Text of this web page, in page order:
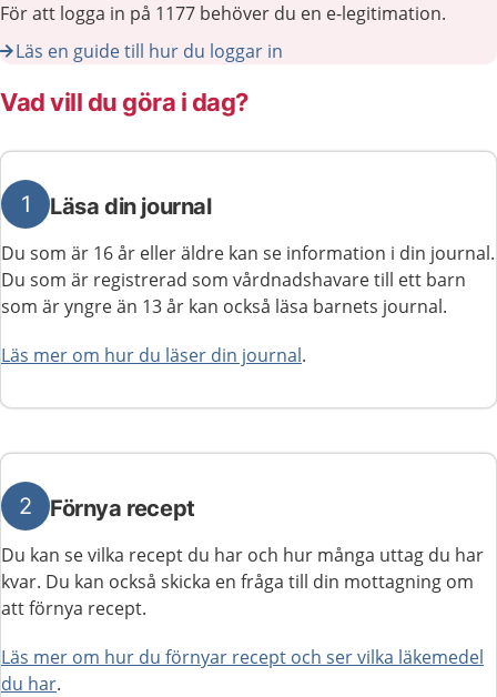
För att logga in på 1177 behöver du en e-legitimation.
Läs en guide till hur du loggar in
Vad vill du göra i dag?
1 Läsa din journal
Du som är 16 år eller äldre kan se information i din journal.
Du som är registrerad som vårdnadshavare till ett barn
som är yngre än 13 år kan också läsa barnets journal.
Läs mer om hur du läser din journal.
2 Förnya recept
Du kan se vilka recept du har och hur många uttag du har
kvar. Du kan också skicka en fråga till din mottagning om
att förnya recept.
Läs mer om hur du förnyar recept och ser vilka läkemedel
du har.